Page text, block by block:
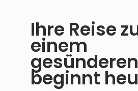
Ihre Reise
einem
beginnt